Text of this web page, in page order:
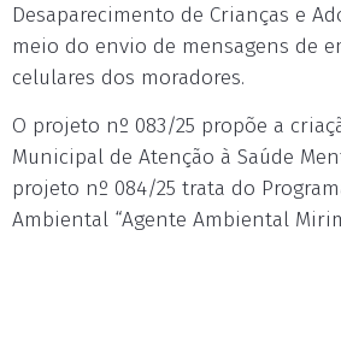
Desaparecimento de Crianças e
meio do envio de mensagens de
celulares dos moradores.
O projeto nº 083/25 propõe a
Municipal de Atenção à Saúde
projeto nº 084/25 trata do
Ambiental “Agente Ambiental